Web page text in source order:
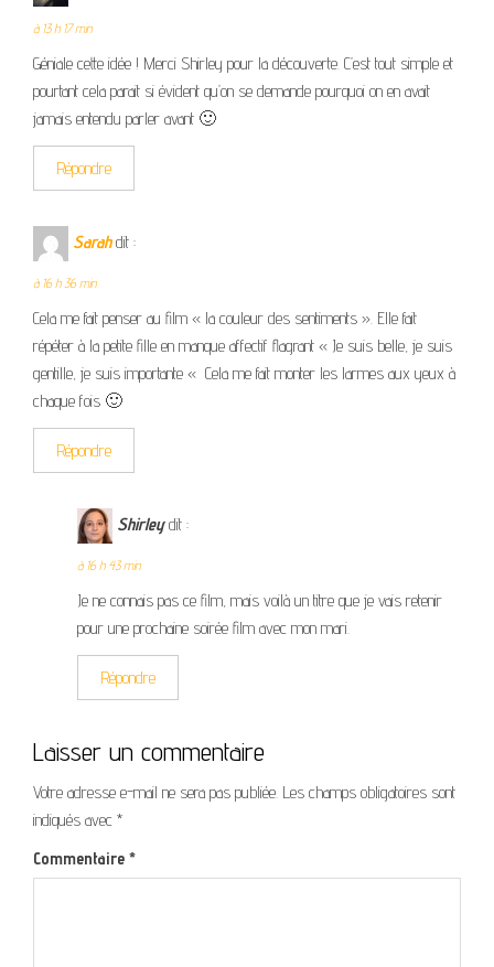
à 13 h 17 min
Géniale cette idée ! Merci Shirley pour la découverte. C’est tout simple et
pourtant cela parait si évident qu’on se demande pourquoi on en avait
jamais entendu parler avant 🙂
Répondre
Sarah dit :
à 16 h 36 min
Cela me fait penser au film « la couleur des sentiments ». Elle fait
répéter à la petite fille en manque affectif flagrant « Je suis belle, je suis
gentille, je suis importante « Cela me fait monter les larmes aux yeux à
chaque fois 🙂
Répondre
Shirley dit :
à 16 h 43 min
Je ne connais pas ce film, mais voilà un titre que je vais retenir
pour une prochaine soirée film avec mon mari.
Répondre
Laisser un commentaire
Votre adresse e-mail ne sera pas publiée. Les champs obligatoires sont
indiqués avec *
Commentaire *